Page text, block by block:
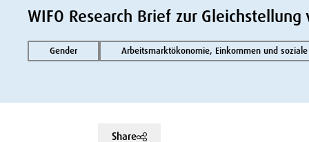
WIFO Research Brief zur
Gender Arbeitsmarktökonomie, Einkommen und soziale
Share